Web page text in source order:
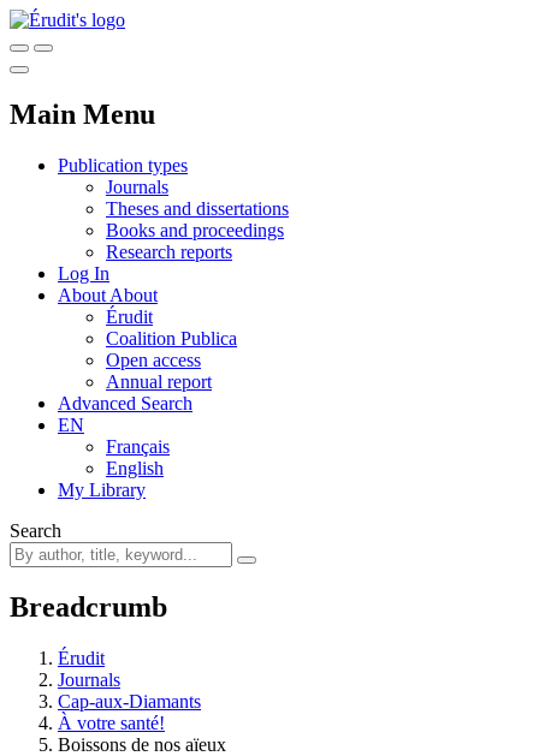
Main Menu
Publication types
Journals
Theses and dissertations
Books and proceedings
Research reports
Log In
About About
Érudit
Coalition Publica
Open access
Annual report
Advanced Search
EN
Français
English
My Library
Search
Breadcrumb
Érudit
Journals
Cap-aux-Diamants
À votre santé!
Boissons de nos aïeux